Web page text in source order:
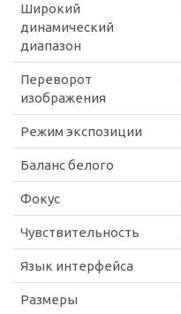
Широкий
динамический
диапазон
Переворот
изображения
Режим экспозиции
Баланс белого
Фокус
Чувствительность
Язык интерфейса
Размеры